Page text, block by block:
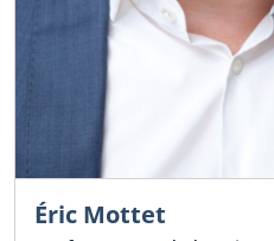
Éric Mottet